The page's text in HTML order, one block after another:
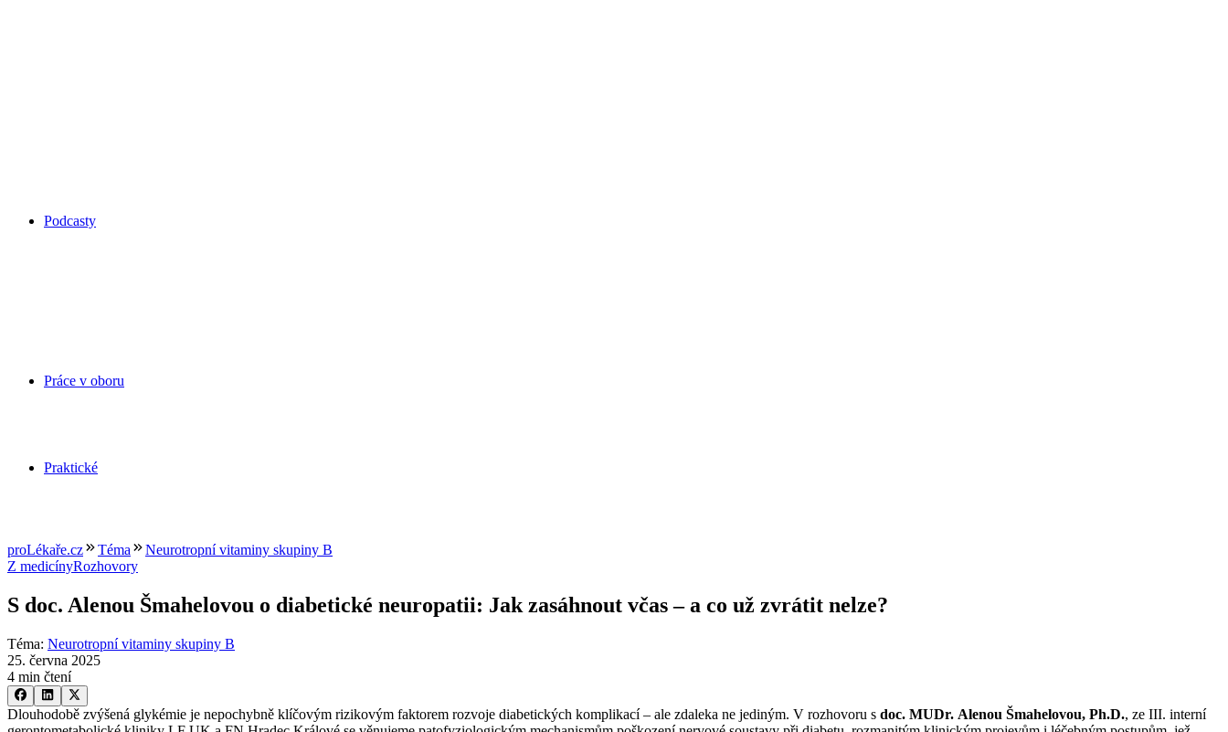
Podcasty
Práce v oboru
Praktické
proLékaře.cz Téma
Neurotropní vitaminy skupiny B
Z medicínyRozhovory
S doc. Alenou Šmahelovou o diabetické neuropatii: Jak zasáhnout včas –⁠ a co už zvrátit nelze?
Téma: Neurotropní vitaminy skupiny B
25. června 2025
4 min čtení
Dlouhodobě zvýšená glykémie je nepochybně klíčovým rizikovým faktorem rozvoje diabetických komplikací –⁠ ale zdaleka ne jediným. V rozhovoru s doc. MUDr. Alenou Šmahelovou, Ph.D., ze III. interní